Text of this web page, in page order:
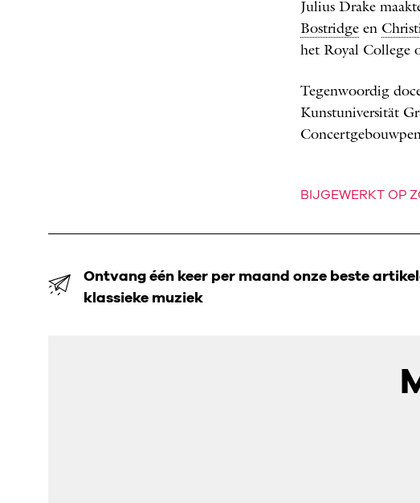
Julius Drake
Bostridge en
het Royal College
Tegenwoordig
Kunstuniversität
BIJGEWERKT OP
Ontvang één keer per maand onze beste
klassieke muziek